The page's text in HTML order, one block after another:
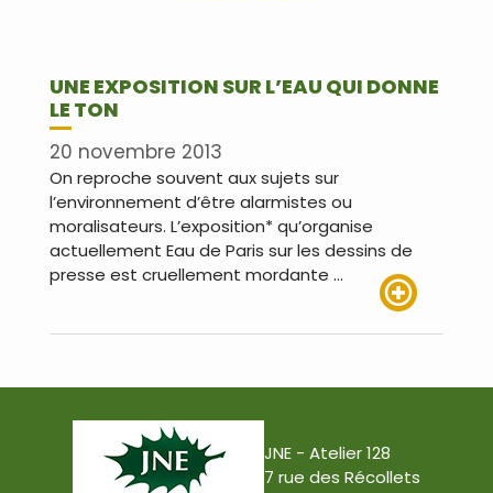
UNE EXPOSITION SUR L’EAU QUI DONNE
LE TON
20 novembre 2013
On reproche souvent aux sujets sur
l’environnement d’être alarmistes ou
moralisateurs. L’exposition* qu’organise
actuellement Eau de Paris sur les dessins de
presse est cruellement mordante …
JNE - Atelier 128
7 rue des Récollets